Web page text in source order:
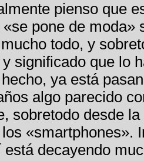
pienso que
pone de moda»
todo, y
y significado que lo
ya está
algo parecido
sobretodo desde
«smartphones».
está decayendo